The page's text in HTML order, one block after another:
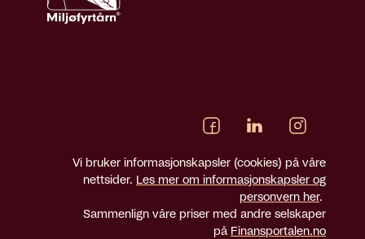
Vi bruker informasjonskapsler (cookies) på våre
nettsider. Les mer om informasjonskapsler og
personvern her.
Sammenlign våre priser med andre selskaper
på Finansportalen.no